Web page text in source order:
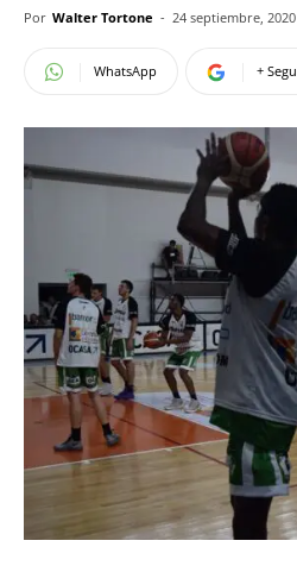
Por Walter Tortone - 24 septiembre, 2020
WhatsApp +